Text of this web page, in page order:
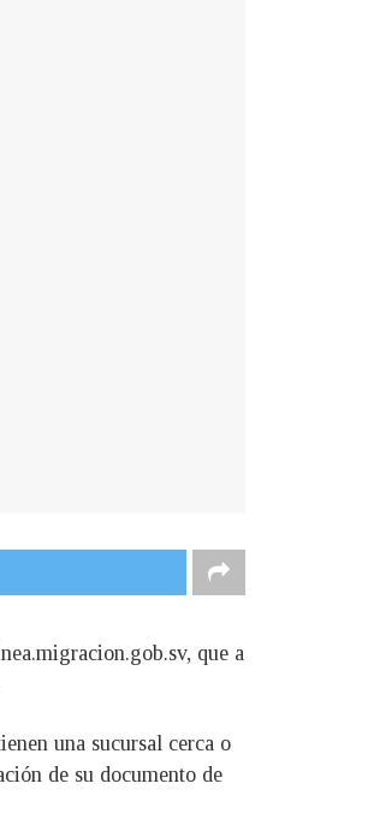
que a
una sucursal cerca o
de su documento de